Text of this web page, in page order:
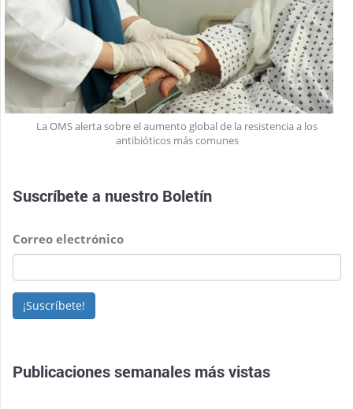
La OMS alerta sobre el aumento global de la resistencia a los
antibióticos más comunes
Suscríbete a nuestro Boletín
Correo electrónico
¡Suscríbete!
Publicaciones semanales más vistas